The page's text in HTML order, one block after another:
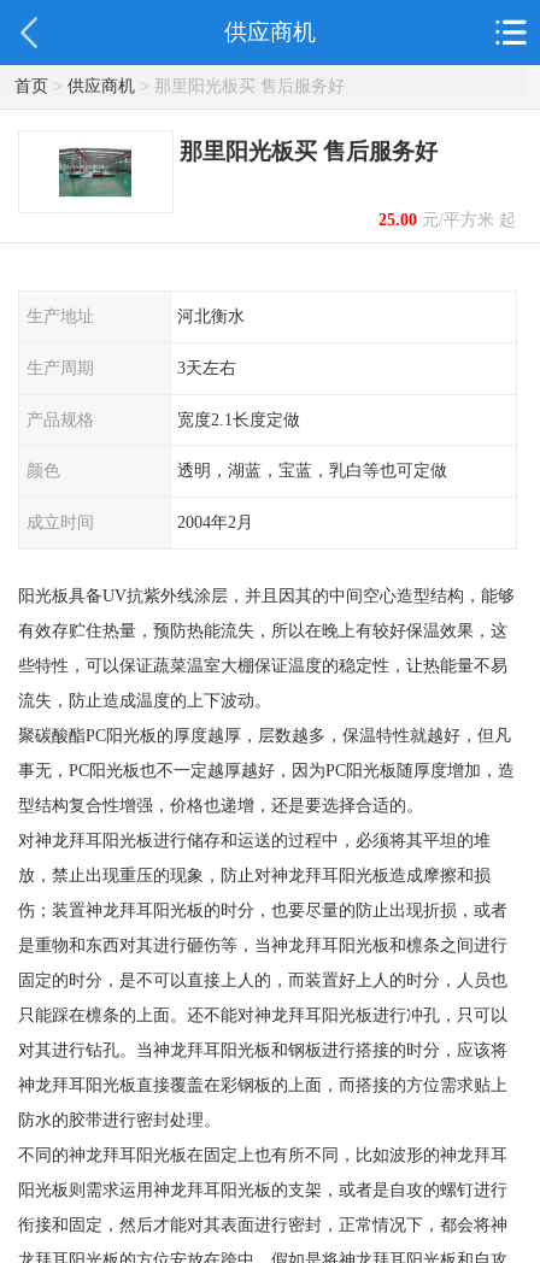
供应商机
首页> 供应商机> 那里阳光板买 售后服务好
那里阳光板买 售后服务好
25.00元/平方米 起
生产地址 河北衡水
生产周期 3天左右
产品规格 宽度2.1长度定做
颜色 透明，湖蓝，宝蓝，乳白等也可定做
成立时间 2004年2月
阳光板具备UV抗紫外线涂层，并且因其的中间空心造型结构，能够
有效存贮住热量，预防热能流失，所以在晚上有较好保温效果，这
些特性，可以保证蔬菜温室大棚保证温度的稳定性，让热能量不易
流失，防止造成温度的上下波动。
聚碳酸酯PC阳光板的厚度越厚，层数越多，保温特性就越好，但凡
事无，PC阳光板也不一定越厚越好，因为PC阳光板随厚度增加，造
型结构复合性增强，价格也递增，还是要选择合适的。
对神龙拜耳阳光板进行储存和运送的过程中，必须将其平坦的堆
放，禁止出现重压的现象，防止对神龙拜耳阳光板造成摩擦和损
伤；装置神龙拜耳阳光板的时分，也要尽量的防止出现折损，或者
是重物和东西对其进行砸伤等，当神龙拜耳阳光板和檩条之间进行
固定的时分，是不可以直接上人的，而装置好上人的时分，人员也
只能踩在檩条的上面。还不能对神龙拜耳阳光板进行冲孔，只可以
对其进行钻孔。当神龙拜耳阳光板和钢板进行搭接的时分，应该将
神龙拜耳阳光板直接覆盖在彩钢板的上面，而搭接的方位需求贴上
防水的胶带进行密封处理。
不同的神龙拜耳阳光板在固定上也有所不同，比如波形的神龙拜耳
阳光板则需求运用神龙拜耳阳光板的支架，或者是自攻的螺钉进行
衔接和固定，然后才能对其表面进行密封，正常情况下，都会将神